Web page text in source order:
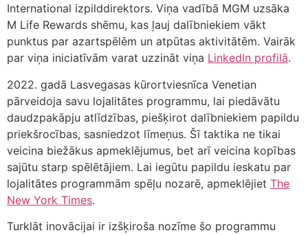
International izpilddirektors. Viņa vadībā MGM uzsāka
M Life Rewards shēmu, kas ļauj dalībniekiem vākt
punktus par azartspēlēm un atpūtas aktivitātēm. Vairāk
par viņa iniciatīvām varat uzzināt viņa LinkedIn profilā.
2022. gadā Lasvegasas kūrortviesnīca Venetian
pārveidoja savu lojalitātes programmu, lai piedāvātu
daudzpakāpju atlīdzības, piešķirot dalībniekiem papildu
priekšrocības, sasniedzot līmeņus. Šī taktika ne tikai
veicina biežākus apmeklējumus, bet arī veicina kopības
sajūtu starp spēlētājiem. Lai iegūtu papildu ieskatu par
lojalitātes programmām spēļu nozarē, apmeklējiet The
New York Times.
Turklāt inovācijai ir izšķiroša nozīme šo programmu